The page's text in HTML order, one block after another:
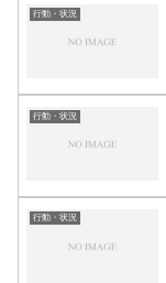
行動・状況
行動・状況
行動・状況